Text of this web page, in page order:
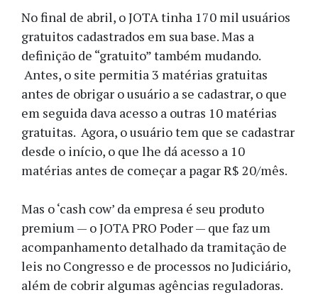
No final de abril, o JOTA tinha 170 mil usuários
gratuitos cadastrados em sua base. Mas a
definição de “gratuito” também mudando.
Antes, o site permitia 3 matérias gratuitas
antes de obrigar o usuário a se cadastrar, o que
em seguida dava acesso a outras 10 matérias
gratuitas. Agora, o usuário tem que se cadastrar
desde o início, o que lhe dá acesso a 10
matérias antes de começar a pagar R$ 20/mês.
Mas o ‘cash cow’ da empresa é seu produto
premium — o JOTA PRO Poder — que faz um
acompanhamento detalhado da tramitação de
leis no Congresso e de processos no Judiciário,
além de cobrir algumas agências reguladoras.